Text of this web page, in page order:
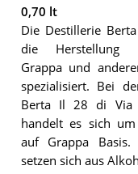
0,70 lt
Die Destillerie
die Herstellung
Grappa und
spezialisiert. Bei
Berta Il 28 di Via
handelt es sich
auf Grappa Basis.
setzen sich aus